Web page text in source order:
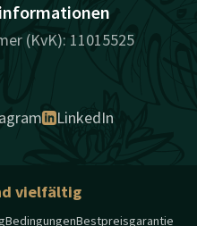
(KvK): 11015525
LinkedIn
vielfältig
BedingungenBestpreisgarantie